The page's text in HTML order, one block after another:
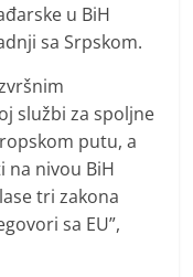
u BiH
sa Srpskom.
službi za spoljne
putu, a
na nivou BiH
tri zakona
sa EU”,